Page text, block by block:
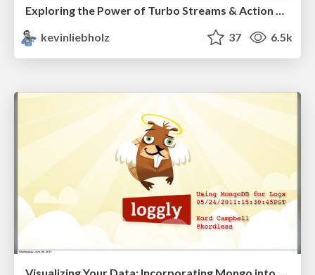
Exploring the Power of Turbo Streams & Action Cable | RailsConf2023
kevinliebholz
37 6.5k